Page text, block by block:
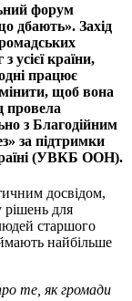
форум
дбають». Захід
усієї країни,
працює
щоб вона
провела
з Благодійним
за підтримки
(УВКБ ООН).
досвідом,
для
старшого
найбільше
те, як громади